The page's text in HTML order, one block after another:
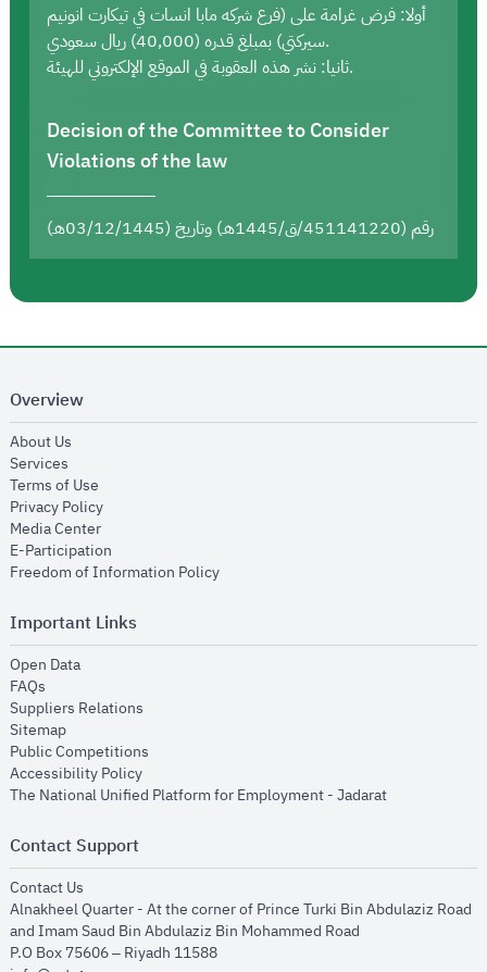
أولا: فرض غرامة على (فرع شركه مابا انسات في تيكارت انونيم
سيركتي) بمبلغ قدره (40,000) ريال سعودي.
ثانيا: نشر هذه العقوبة في الموقع الإلكتروني للهيئة.
Decision of the Committee to Consider
Violations of the law
رقم (451141220/ق/1445هـ) وتاريخ (03/12/1445هـ)
Overview
About Us
Services
Terms of Use
Privacy Policyopens in new window
Media Centeropens in new window
E-Participation
Freedom of Information Policyopens in new window
Important Links
Open Dataopens in new window
FAQs
Suppliers Relations
Sitemapopens in new window
Public Competitions
Accessibility Policyopens in new window
The National Unified Platform for Employment - Jadaratopens in new
Contact Support
Contact Us
Alnakheel Quarter - At the corner of Prince Turki Bin Abdulaziz Road
and Imam Saud Bin Abdulaziz Bin Mohammed Road​
P.O Box 75606 – Riyadh 11588